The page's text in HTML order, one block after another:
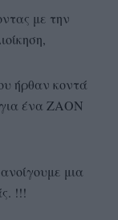
με την
ήρθαν κοντά
ένα ΖΑΟΝ
μια
!!!